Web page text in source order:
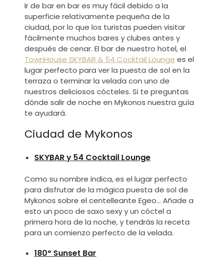
Ir de bar en bar es muy fácil debido a la
superficie relativamente pequeña de la
ciudad, por lo que los turistas pueden visitar
fácilmente muchos bares y clubes antes y
después de cenar. El bar de nuestro hotel, el
TownHouse SKYBAR & 54 Cocktail Lounge es el
lugar perfecto para ver la puesta de sol en la
terraza o terminar la velada con uno de
nuestros deliciosos cócteles. Si te preguntas
dónde salir de noche en Mykonos nuestra guía
te ayudará.
Ciudad de Mykonos
SKYBAR y 54 Cocktail Lounge
Como su nombre indica, es el lugar perfecto
para disfrutar de la mágica puesta de sol de
Mykonos sobre el centelleante Egeo… Añade a
esto un poco de saxo sexy y un cóctel a
primera hora de la noche, y tendrás la receta
para un comienzo perfecto de la velada.
180° Sunset Bar